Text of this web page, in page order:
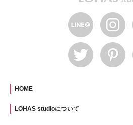
HOME
LOHAS studioについて